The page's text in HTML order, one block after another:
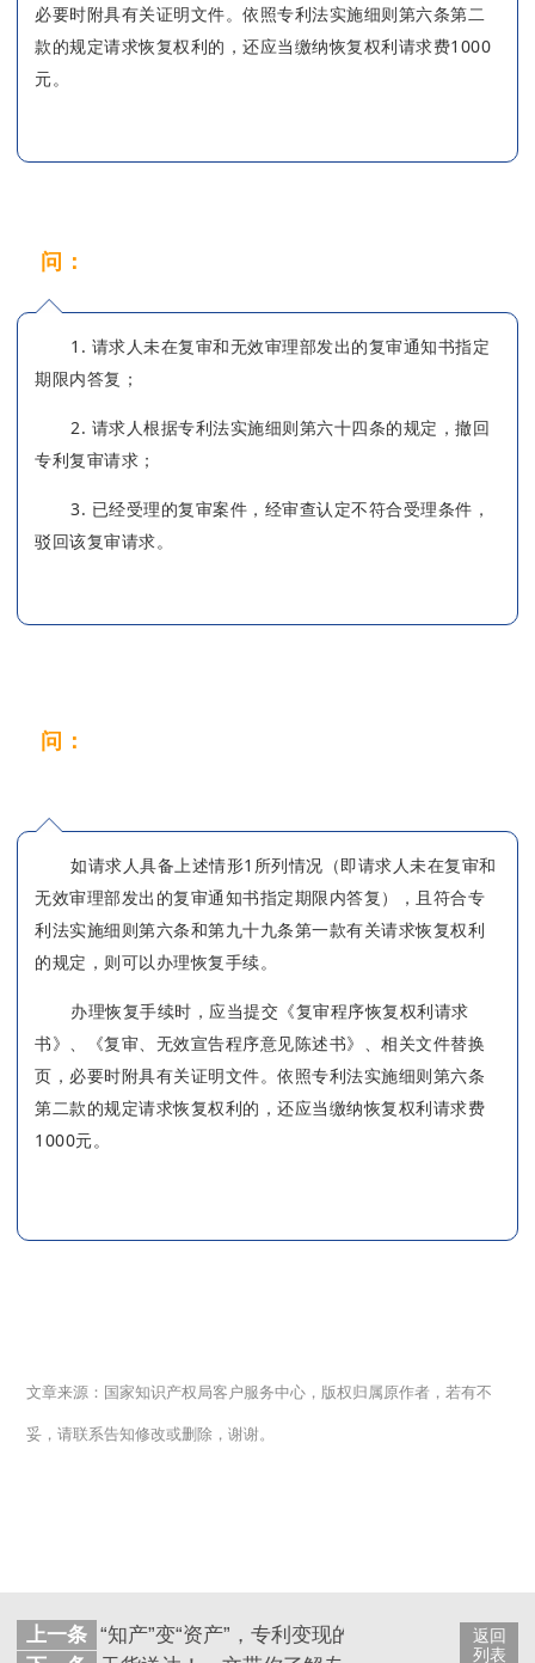
必要时附具有关证明文件。依照专利法实施细则第六条第二
款的规定请求恢复权利的，还应当缴纳恢复权利请求费1000
元。
问：
1. 请求人未在复审和无效审理部发出的复审通知书指定
期限内答复；
2. 请求人根据专利法实施细则第六十四条的规定，撤回
专利复审请求；
3. 已经受理的复审案件，经审查认定不符合受理条件，
驳回该复审请求。
问：
如请求人具备上述情形1所列情况（即请求人未在复审和
无效审理部发出的复审通知书指定期限内答复），且符合专
利法实施细则第六条和第九十九条第一款有关请求恢复权利
的规定，则可以办理恢复手续。
办理恢复手续时，应当提交《复审程序恢复权利请求
书》、《复审、无效宣告程序意见陈述书》、相关文件替换
页，必要时附具有关证明文件。依照专利法实施细则第六条
第二款的规定请求恢复权利的，还应当缴纳恢复权利请求费
1000元。
文章来源：国家知识产权局客户服务中心， 版权归属原作者，若有不
妥，请联系告知修改或删除，谢谢。
返回
列表
上一条 “知产”变“资产”，专利变现的途径有哪些？